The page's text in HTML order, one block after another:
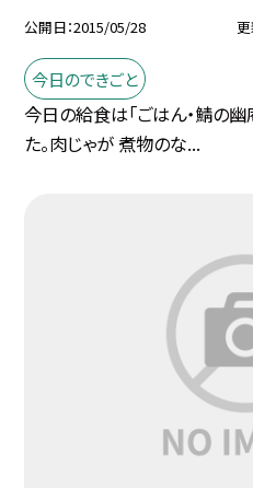
公開日 2015/05/28
今日のできごと
今日の給食は「ごはん・鯖の幽
た。肉じゃが 煮物のな...